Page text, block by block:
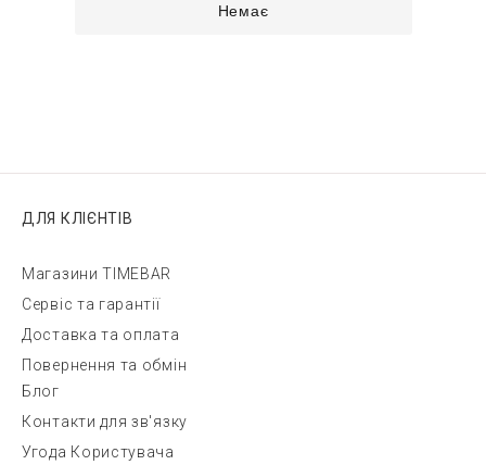
Немає
ДЛЯ КЛІЄНТІВ
Магазини TIMEBAR
Сервіс та гарантії
Доставка та оплата
Повернення та обмін
Блог
Контакти для зв'язку
Угода Користувача